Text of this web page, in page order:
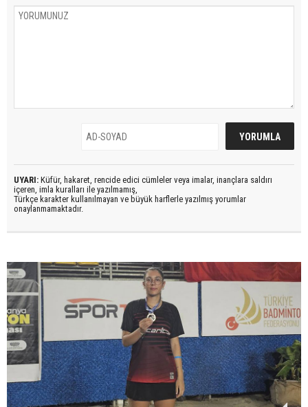
UYARI: Küfür, hakaret, rencide edici cümleler veya imalar, inançlara saldırı
içeren, imla kuralları ile yazılmamış,
Türkçe karakter kullanılmayan ve büyük harflerle yazılmış yorumlar
onaylanmamaktadır.